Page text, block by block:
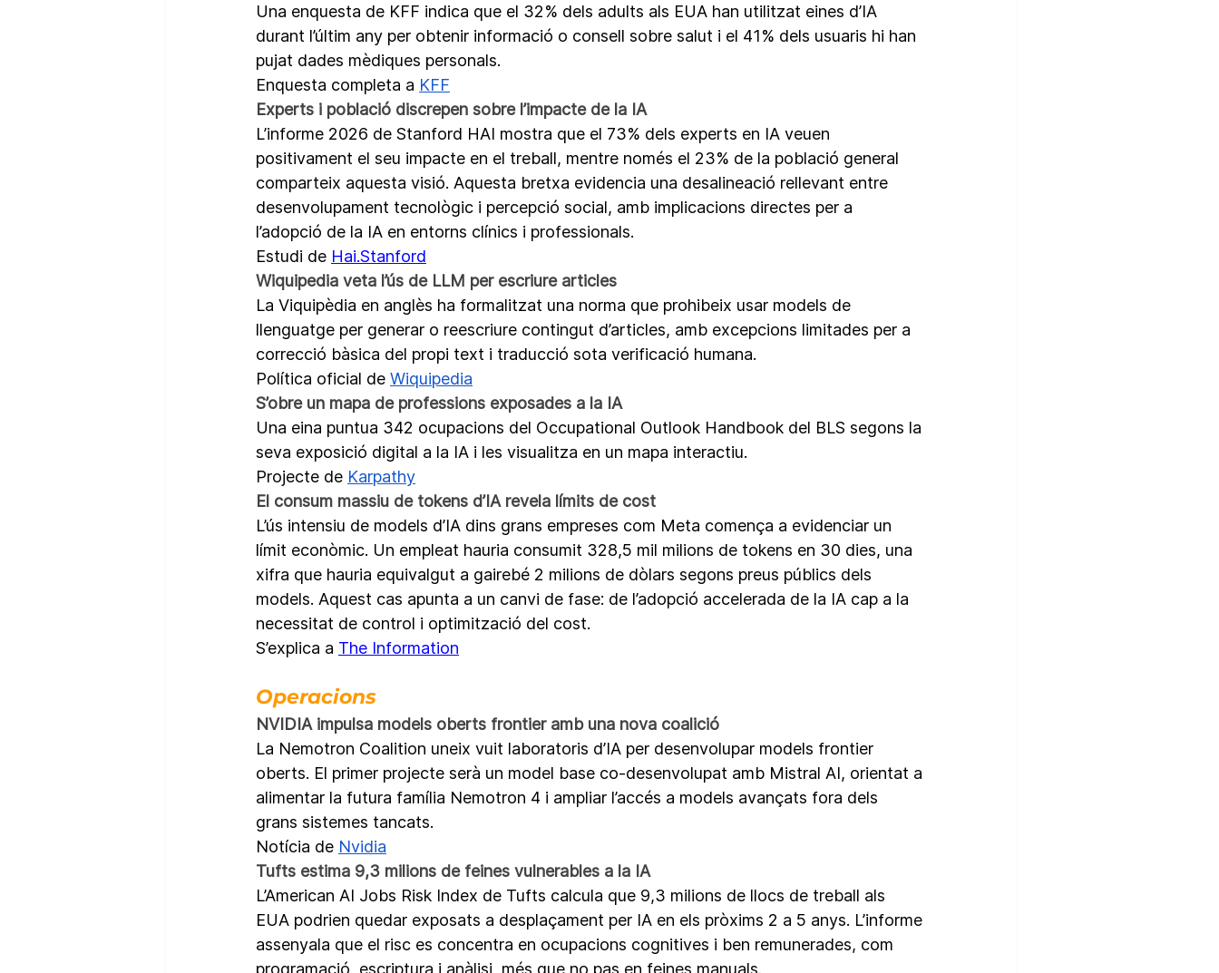
Una enquesta de KFF indica que el 32% dels adults als EUA han utilitzat eines d’IA
durant l’últim any per obtenir informació o consell sobre salut i el 41% dels usuaris hi han
pujat dades mèdiques personals.
Enquesta completa a KFF
Experts i població discrepen sobre l’impacte de la IA
L’informe 2026 de Stanford HAI mostra que el 73% dels experts en IA veuen
positivament el seu impacte en el treball, mentre només el 23% de la població general
comparteix aquesta visió. Aquesta bretxa evidencia una desalineació rellevant entre
desenvolupament tecnològic i percepció social, amb implicacions directes per a
l’adopció de la IA en entorns clínics i professionals.
Estudi de Hai.Stanford
Wiquipedia veta l’ús de LLM per escriure articles
La Viquipèdia en anglès ha formalitzat una norma que prohibeix usar models de
llenguatge per generar o reescriure contingut d’articles, amb excepcions limitades per a
correcció bàsica del propi text i traducció sota verificació humana.
Política oficial de Wiquipedia
S’obre un mapa de professions exposades a la IA
Una eina puntua 342 ocupacions del Occupational Outlook Handbook del BLS segons la
seva exposició digital a la IA i les visualitza en un mapa interactiu.
Projecte de Karpathy
El consum massiu de tokens d’IA revela límits de cost
L’ús intensiu de models d’IA dins grans empreses com Meta comença a evidenciar un
límit econòmic. Un empleat hauria consumit 328,5 mil milions de tokens en 30 dies, una
xifra que hauria equivalgut a gairebé 2 milions de dòlars segons preus públics dels
models. Aquest cas apunta a un canvi de fase: de l’adopció accelerada de la IA cap a la
necessitat de control i optimització del cost.
S’explica a The Information
Operacions
NVIDIA impulsa models oberts frontier amb una nova coalició
La Nemotron Coalition uneix vuit laboratoris d’IA per desenvolupar models frontier
oberts. El primer projecte serà un model base co-desenvolupat amb Mistral AI, orientat a
alimentar la futura família Nemotron 4 i ampliar l’accés a models avançats fora dels
grans sistemes tancats.
Notícia de Nvidia
Tufts estima 9,3 milions de feines vulnerables a la IA
L’American AI Jobs Risk Index de Tufts calcula que 9,3 milions de llocs de treball als
EUA podrien quedar exposats a desplaçament per IA en els pròxims 2 a 5 anys. L’informe
assenyala que el risc es concentra en ocupacions cognitives i ben remunerades, com
programació, escriptura i anàlisi, més que no pas en feines manuals.